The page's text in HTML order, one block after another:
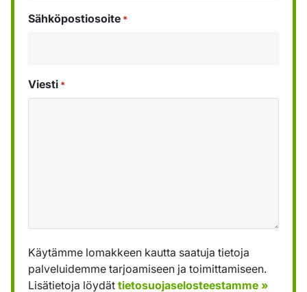
Sähköpostiosoite *
Viesti *
Käytämme lomakkeen kautta saatuja tietoja
palveluidemme tarjoamiseen ja toimittamiseen.
Lisätietoja löydät tietosuojaselosteestamme »